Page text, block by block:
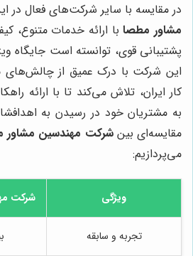
در مقایسه با سایر شرکت‌های فعال در
مشاور مطصابا ارائه خدمات متنوع،
پشتیبانی قوی، توانسته است جایگاه
این شرکت با درک عمیق از
کار ایران، تلاش می‌کند تا با ارائه
به مشتریان خود در رسیدن به
مقایسه‌ای بینشرکت مهندسین مشاور
می‌پردازیم:
ویژگی شرکت
تجربه و سابقه